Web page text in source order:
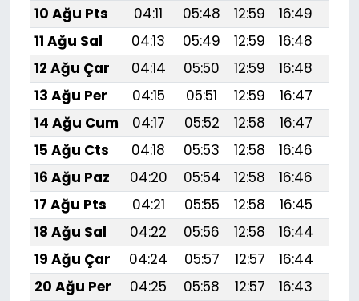
10 Ağu Pts
04:11 05:48 12:59 16:49
11 Ağu Sal
04:13 05:49 12:59 16:48
12 Ağu Çar
04:14 05:50 12:59 16:48
13 Ağu Per
04:15 05:51 12:59 16:47
14 Ağu Cum
04:17 05:52 12:58 16:47
15 Ağu Cts
04:18 05:53 12:58 16:46
16 Ağu Paz
04:20 05:54 12:58 16:46
17 Ağu Pts
04:21 05:55 12:58 16:45
18 Ağu Sal
04:22 05:56 12:58 16:44
19 Ağu Çar
04:24 05:57 12:57 16:44
20 Ağu Per
04:25 05:58 12:57 16:43